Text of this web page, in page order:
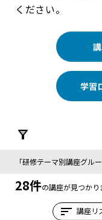
ください。
学習
「研修テーマ別講座グル
28件の講座が見つかり
sort 講座リ